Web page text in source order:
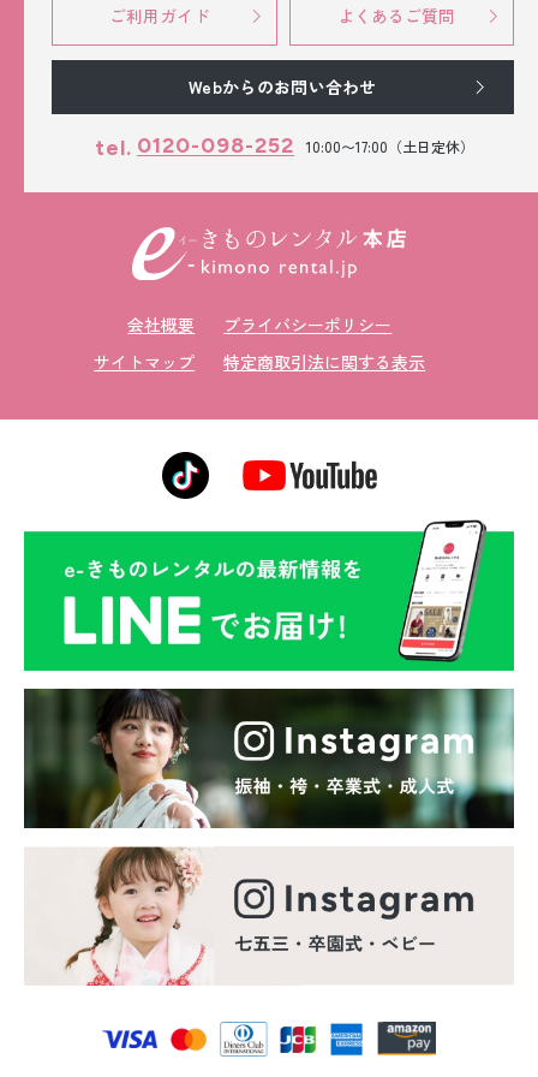
ご利用ガイド よくあるご質問
Webからのお問い合わせ
tel. 0120-098-252 10:00〜17:00（土日定休）
会社概要
プライバシーポリシー
サイトマップ
特定商取引法に関する表示